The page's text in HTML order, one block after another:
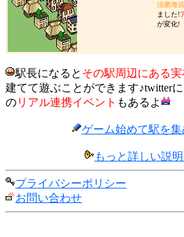
須磨海
ました!
が変化!
駅長になると その駅周辺にある
建てて遊ぶことができます♪twitter
のリアル連携イベント もあるよ
ゲーム始めて駅を
もっと詳しい説
プライバシーポリシー
お問い合わせ